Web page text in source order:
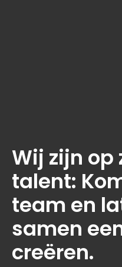
Wij zijn op
talent:
team en
samen
creëren.